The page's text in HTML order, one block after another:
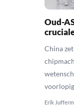
Oud-
China
Erik